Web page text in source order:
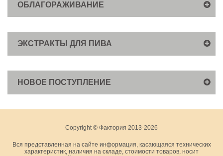
ОБЛАГОРАЖИВАНИЕ
ЭКСТРАКТЫ ДЛЯ ПИВА
НОВОЕ ПОСТУПЛЕНИЕ
Copyright © Фактория 2013-2026
Вся представленная на сайте информация, касающаяся технических
характеристик, наличия на складе, стоимости товаров, носит